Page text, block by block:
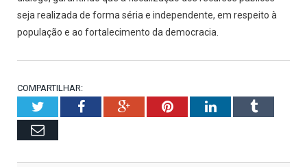
seja realizada de forma séria e independente, em respeito à
população e ao fortalecimento da democracia.
COMPARTILHAR:
TwitterFacebookGoogle+PinterestLinkedInTumblr
Email